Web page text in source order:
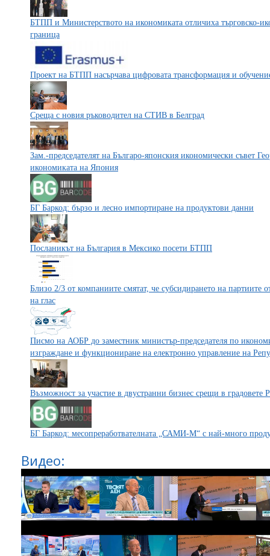
БТПП и Министерството на икономиката отличиха търговско-
граница
Проект на БТПП насърчава цифровата трансформация и
Среща с новия ръководител на СТИВ в Белград
Зам.-председателят на Българо-японския икономически съвет
икономиката на Япония
БГ Баркод: бързо и лесно импортиране на продуктови данни
Посланикът на България в Мексико посети БТПП
Близо 2/3 от компаниите смятат, че субсидирането на партиите
на глас
Писмо на АОБР до заместник министър-председателя по
изграждане и функциониране на електронно управление на
Възможност за участие в двустранни бизнес срещи в градовете
БГ Баркод: месопреработвателната „САМИ-М“ с най-много
Видео: